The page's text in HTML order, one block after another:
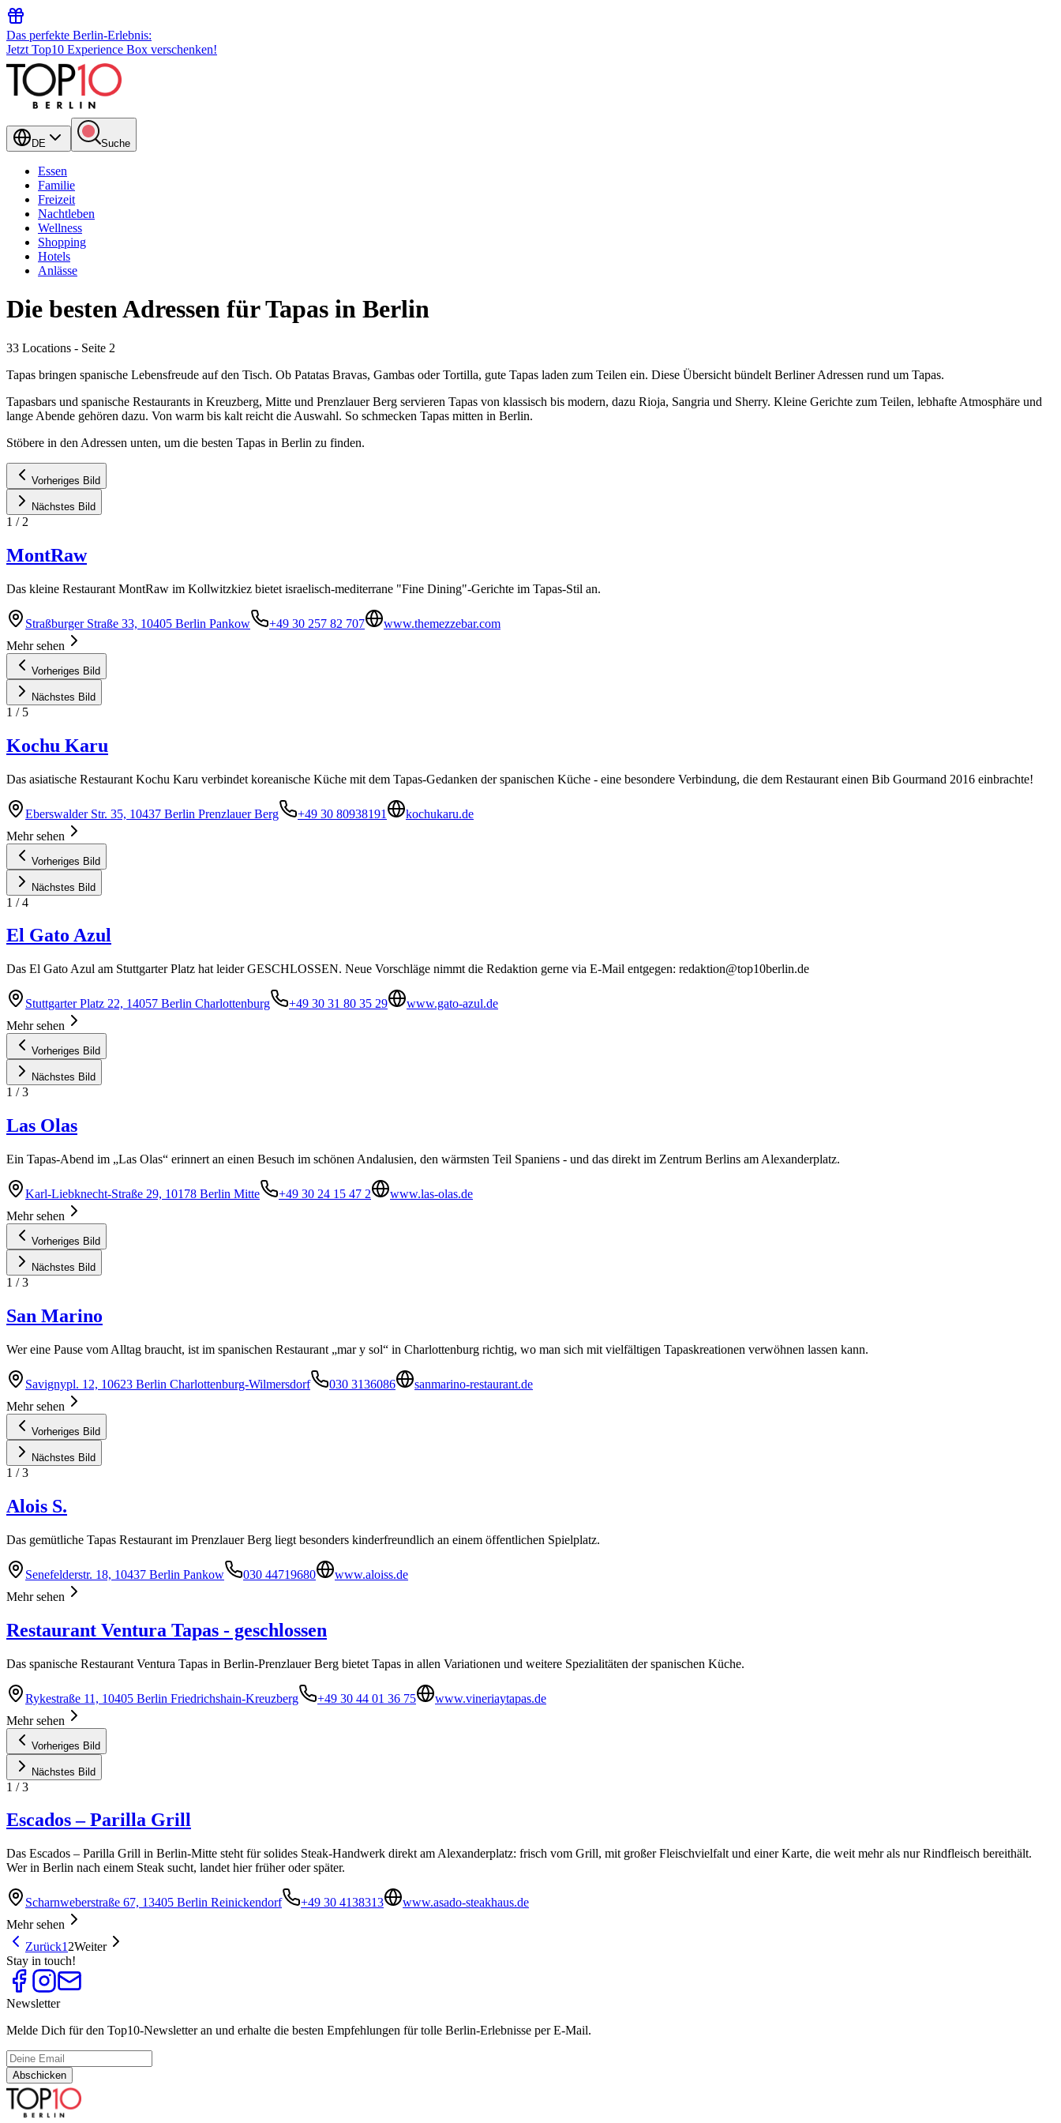
Das perfekte Berlin-Erlebnis:
Jetzt Top10 Experience Box verschenken!
DE Suche
Essen
Familie
Freizeit
Nachtleben
Wellness
Shopping
Hotels
Anlässe
Die besten Adressen für Tapas in Berlin
33 Locations - Seite 2
Tapas bringen spanische Lebensfreude auf den Tisch. Ob Patatas Bravas, Gambas oder Tortilla, gute Tapas laden zum Teilen ein. Diese Übersicht bündelt Berliner Adressen rund um Tapas.
Tapasbars und spanische Restaurants in Kreuzberg, Mitte und Prenzlauer Berg servieren Tapas von klassisch bis modern, dazu Rioja, Sangria und Sherry. Kleine Gerichte zum Teilen, lebhafte Atmosphäre und
lange Abende gehören dazu. Von warm bis kalt reicht die Auswahl. So schmecken Tapas mitten in Berlin.
Stöbere in den Adressen unten, um die besten Tapas in Berlin zu finden.
Vorheriges Bild
Nächstes Bild
1 / 2
MontRaw
Das kleine Restaurant MontRaw im Kollwitzkiez bietet israelisch-mediterrane "Fine Dining"-Gerichte im Tapas-Stil an.
Straßburger Straße 33, 10405 Berlin Pankow +49 30 257 82 707
www.themezzebar.com
Mehr sehen
Vorheriges Bild
Nächstes Bild
1 / 5
Kochu Karu
Das asiatische Restaurant Kochu Karu verbindet koreanische Küche mit dem Tapas-Gedanken der spanischen Küche - eine besondere Verbindung, die dem Restaurant einen Bib Gourmand 2016 einbrachte!
Eberswalder Str. 35, 10437 Berlin Prenzlauer Berg +49 30 80938191
kochukaru.de
Mehr sehen
Vorheriges Bild
Nächstes Bild
1 /4
El Gato Azul
Das El Gato Azul am Stuttgarter Platz hat leider GESCHLOSSEN. Neue Vorschläge nimmt die Redaktion gerne via E-Mail entgegen: redaktion@top10berlin.de
Stuttgarter Platz 22, 14057 Berlin Charlottenburg +49 30 31 80 35 29
www.gato-azul.de
Mehr sehen
Vorheriges Bild
Nächstes Bild
1 /3
Las Olas
Ein Tapas-Abend im „Las Olas“ erinnert an einen Besuch im schönen Andalusien, den wärmsten Teil Spaniens - und das direkt im Zentrum Berlins am Alexanderplatz.
Karl-Liebknecht-Straße 29, 10178 Berlin Mitte +49 30 24 15 47 2
www.las-olas.de
Mehr sehen
Vorheriges Bild
Nächstes Bild
1 /3
San Marino
Wer eine Pause vom Alltag braucht, ist im spanischen Restaurant „mar y sol“ in Charlottenburg richtig, wo man sich mit vielfältigen Tapaskreationen verwöhnen lassen kann.
Savignypl. 12, 10623 Berlin Charlottenburg-Wilmersdorf 030 3136086
sanmarino-restaurant.de
Mehr sehen
Vorheriges Bild
Nächstes Bild
1 /3
Alois S.
Das gemütliche Tapas Restaurant im Prenzlauer Berg liegt besonders kinderfreundlich an einem öffentlichen Spielplatz.
Senefelderstr. 18, 10437 Berlin Pankow 030 44719680
www.aloiss.de
Mehr sehen
Restaurant Ventura Tapas - geschlossen
Das spanische Restaurant Ventura Tapas in Berlin-Prenzlauer Berg bietet Tapas in allen Variationen und weitere Spezialitäten der spanischen Küche.
Rykestraße 11, 10405 Berlin Friedrichshain-Kreuzberg +49 30 44 01 36 75
www.vineriaytapas.de
Mehr sehen
Vorheriges Bild
Nächstes Bild
1 /3
Escados – Parilla Grill
Das Escados – Parilla Grill in Berlin-Mitte steht für solides Steak-Handwerk direkt am Alexanderplatz: frisch vom Grill, mit großer Fleischvielfalt und einer Karte, die weit mehr als nur Rindfleisch bereithält.
Wer in Berlin nach einem Steak sucht, landet hier früher oder später.
Scharnweberstraße 67, 13405 Berlin Reinickendorf +49 30 4138313
www.asado-steakhaus.de
Mehr sehen
Zurück1 2Weiter
Stay in touch!
Newsletter
Melde Dich für den Top10-Newsletter an und erhalte die besten Empfehlungen für tolle Berlin-Erlebnisse per E-Mail.
Abschicken